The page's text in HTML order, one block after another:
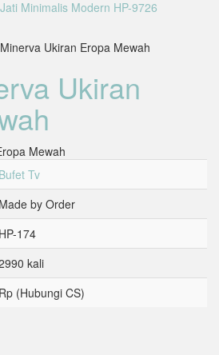
Ukiran Eropa Mewah
Ukiran
Bufet Tv
Made by Order
HP-174
kali
Rp (Hubungi CS)